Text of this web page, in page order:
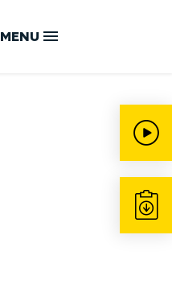
MENU